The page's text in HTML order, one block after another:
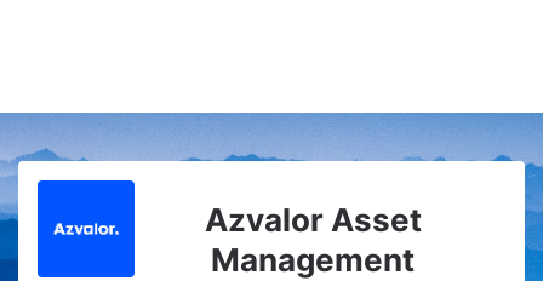
Azvalor Asset
Management